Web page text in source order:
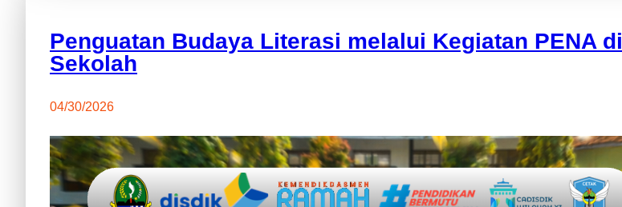
Penguatan Budaya Literasi melalui Kegiatan PENA di
Sekolah
04/30/2026